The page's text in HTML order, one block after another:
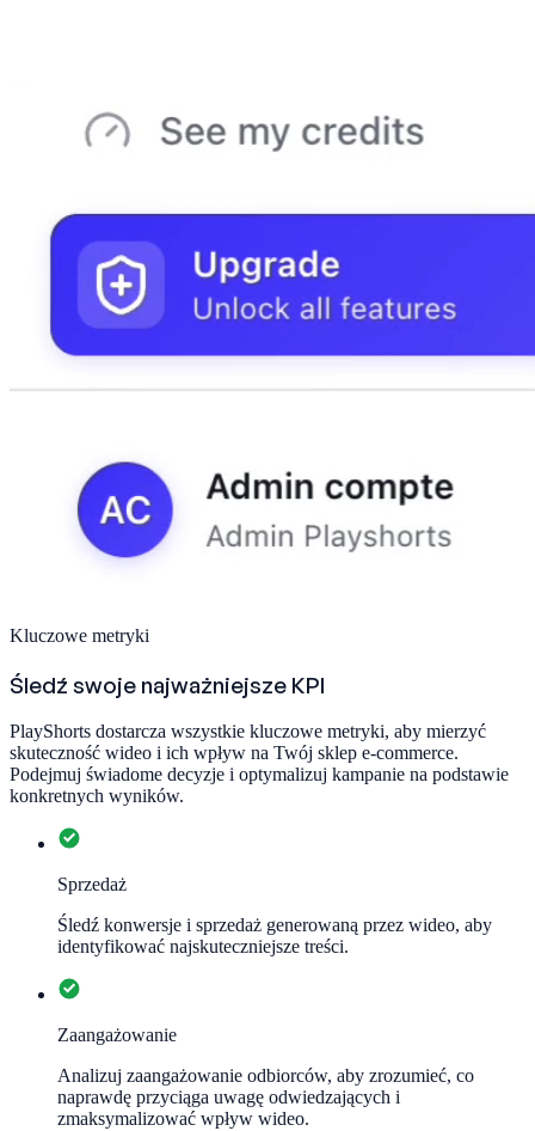
Kluczowe metryki
Śledź swoje najważniejsze KPI
PlayShorts dostarcza wszystkie kluczowe metryki, aby mierzyć
skuteczność wideo i ich wpływ na Twój sklep e-commerce.
Podejmuj świadome decyzje i optymalizuj kampanie na podstawie
konkretnych wyników.
Sprzedaż
Śledź konwersje i sprzedaż generowaną przez wideo, aby
identyfikować najskuteczniejsze treści.
Zaangażowanie
Analizuj zaangażowanie odbiorców, aby zrozumieć, co
naprawdę przyciąga uwagę odwiedzających i
zmaksymalizować wpływ wideo.